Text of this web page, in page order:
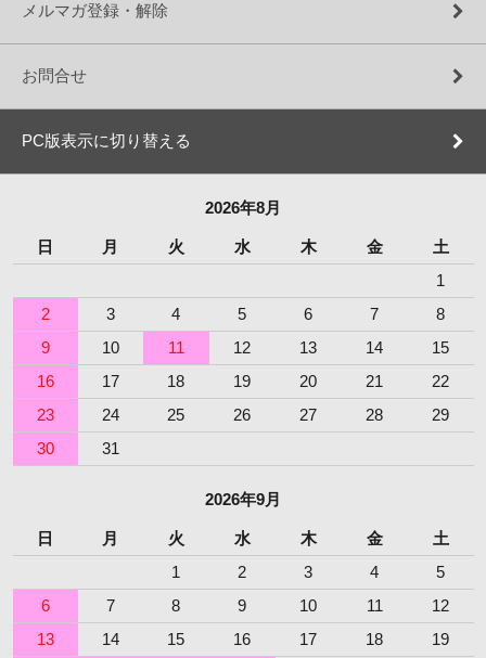
メルマガ登録・解除
お問合せ
PC版表示に切り替える
2026年8月
日 月 火 水 木 金
土
1
2
3 4 5 6 7
8
9
10 11 12 13 14
15
16
17 18 19 20 21
22
23
24 25 26 27 28
29
30
31
2026年9月
日 月 火 水 木 金
土
1
2 3 4
5
6
7 8 9 10 11
12
13
14 15 16 17 18
19